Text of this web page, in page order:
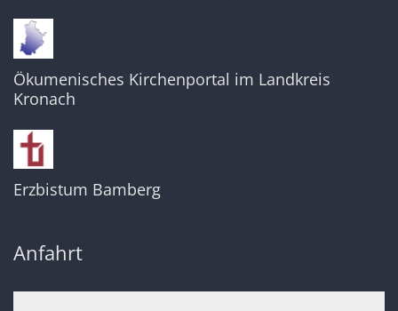
Ökumenisches Kirchenportal im Landkreis
Kronach
Erzbistum Bamberg
Anfahrt